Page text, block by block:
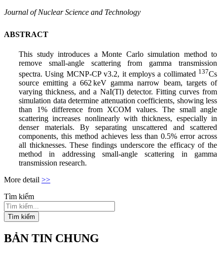
Journal of Nuclear Science and Technology
ABSTRACT
This study introduces a Monte Carlo simulation method to
remove small-angle scattering from gamma transmission
spectra. Using MCNP-CP v3.2, it employs a collimated 137Cs
source emitting a 662 keV gamma narrow beam, targets of
varying thickness, and a NaI(Tl) detector. Fitting curves from
simulation data determine attenuation coefficients, showing less
than 1% difference from XCOM values. The small angle
scattering increases nonlinearly with thickness, especially in
denser materials. By separating unscattered and scattered
components, this method achieves less than 0.5% error across
all thicknesses. These findings underscore the efficacy of the
method in addressing small-angle scattering in gamma
transmission research.
More detail >>
Tìm kiếm
Tìm kiếm
BẢN TIN CHUNG